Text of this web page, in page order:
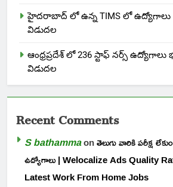
హైదరాబాద్ లో ఉన్న TIMS లో ఉద్యోగాలు
విడుదల
ఆంధ్రప్రదేశ్ లో 236 స్టాఫ్ నర్స్ ఉద్యోగాలు
విడుదల
Recent Comments
S bathammaonతెలుగు వారికి పరీక్ష
ఉద్యోగాలు | Welocalize Ads Quality
Latest Work From Home Jobs